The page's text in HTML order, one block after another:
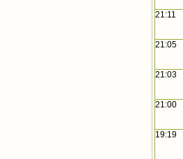
21:11
21:05
21:03
21:00
19:19